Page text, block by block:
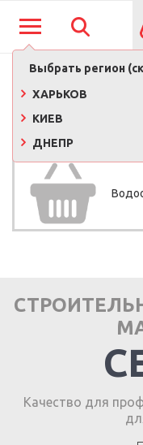
Выбрать регион
ХАРЬКОВ
КИЕВ
ДНЕПР
Главная Кровля,
Качество для